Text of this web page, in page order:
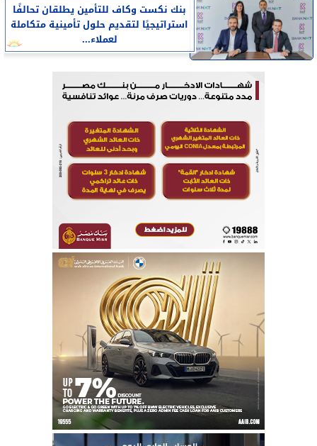
بنك نكست وكاف للتأمين يطلقان تحالفًا
استراتيجيًا لتقديم حلول تأمينية متكاملة
لعملاء...